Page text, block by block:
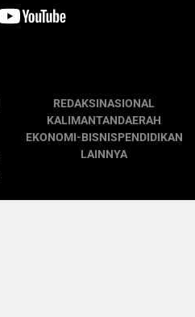
REDAKSINASIONAL
KALIMANTANDAERAH
EKONOMI-BISNISPENDIDIKAN
LAINNYA